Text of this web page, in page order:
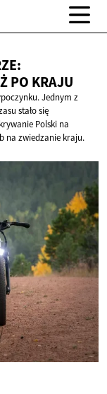
PO KRAJU
Jednym z
stało się
Polski na
na zwiedzanie kraju.